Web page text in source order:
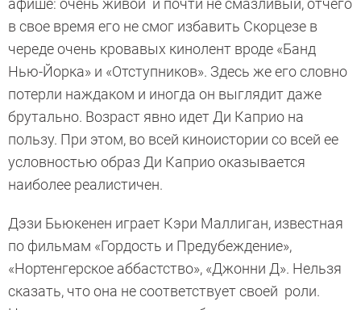
афише: очень живой и почти не смазливый, отчего
в свое время его не смог избавить Скорцезе в
череде очень кровавых кинолент вроде «Банд
Нью-Йорка» и «Отступников». Здесь же его словно
потерли наждаком и иногда он выглядит даже
брутально. Возраст явно идет Ди Каприо на
пользу. При этом, во всей киноистории со всей ее
условностью образ Ди Каприо оказывается
наиболее реалистичен.
Дэзи Бьюкенен играет Кэри Маллиган, известная
по фильмам «Гордость и Предубеждение»,
«Нортенгерское аббастство», «Джонни Д». Нельзя
сказать, что она не соответствует своей роли.